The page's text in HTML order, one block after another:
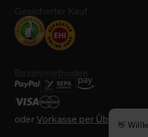
oderVorkasse per Überweisung